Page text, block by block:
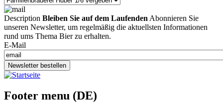
Description Bleiben Sie auf dem Laufenden Abonnieren Sie
unseren Newsletter, um regelmäßig die aktuellsten Informationen
rund ums Thema Bier zu erhalten.
E-Mail
Newsletter bestellen
Footer menu (DE)